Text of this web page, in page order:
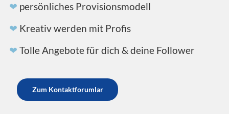
❤ persönliches Provisionsmodell
❤ Kreativ werden mit Profis
❤ Tolle Angebote für dich & deine Follower
Zum Kontaktforumlar